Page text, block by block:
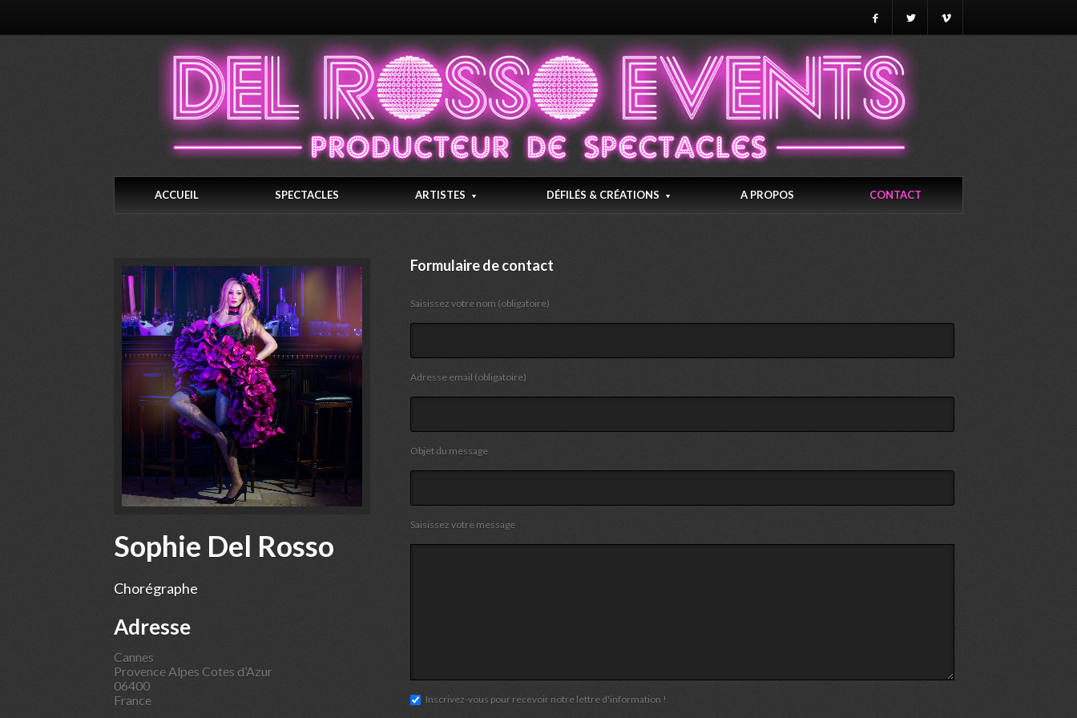
ACCUEIL SPECTACLES ARTISTES DÉFILÉS & CRÉATIONS A PROPOS CONTACT
Sophie Del Rosso
Chorégraphe
Adresse
Cannes
Provence Alpes Cotes d’Azur
06400
France
Formulaire de contact
Saisissez votre nom (obligatoire)
Adresse email (obligatoire)
Objet du message
Saisissez votre message
Inscrivez-vous pour recevoir notre lettre d'information !